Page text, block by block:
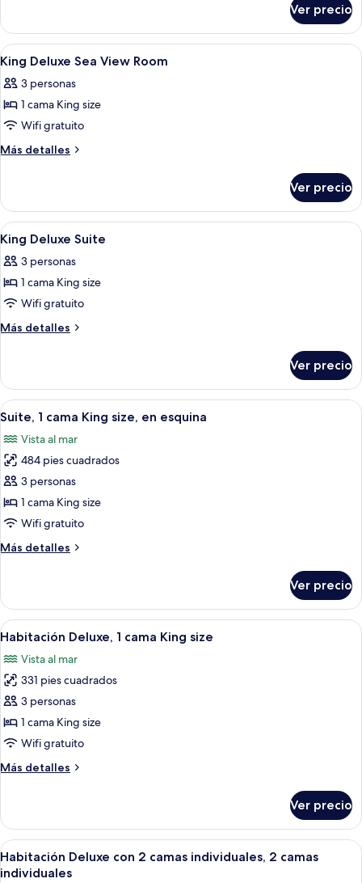
View
Room
Deluxe
Sea
View
Room
Ver precio
Abrir
todas
las
fotos
de
King
View
Room
Ropa de cama hipoalergénica y
4
King Deluxe Sea View Room
3 personas
1 cama King size
Wifi gratuito
Más detalles
Más
Deluxe
Sea
View
Room
Ver precio
Abrir
todas
las
fotos
de
King
Habitación de hotel con una cama
6
King Deluxe Suite
3 personas
1 cama King size
Wifi gratuito
Más detalles
Más
Deluxe
Suite
Ver precio
Abrir
todas
las
fotos
de
Suite,
1
King
esquina
Una habitación de hotel con una
6
Suite, 1 cama King size, en esquina
Vista al mar
484 pies cuadrados
3 personas
1 cama King size
Wifi gratuito
Más detalles
Más
1
cama
King
en
esquina
Ver precio
Abrir
todas
las
fotos
de
Habitación
Deluxe,
cama
Ropa de cama hipoalergénica y
7
Habitación Deluxe, 1 cama King size
Vista al mar
331 pies cuadrados
3 personas
1 cama King size
Wifi gratuito
Más detalles
Más
Deluxe,
cama
King
Ver precio
Abrir
todas
Habitación de hotel con dos camas,
4
Habitación Deluxe con 2 camas individuales, 2 camas
individuales